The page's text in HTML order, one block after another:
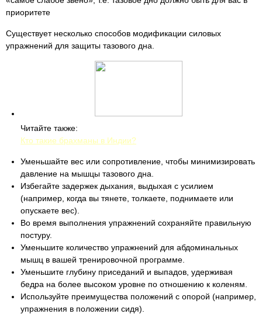
приоритете
Существует несколько способов модификации силовых
упражнений для защиты тазового дна.
Читайте также:
Кто такие брахманы в Индии?
Уменьшайте вес или сопротивление, чтобы минимизировать
давление на мышцы тазового дна.
Избегайте задержек дыхания, выдыхая с усилием
(например, когда вы тянете, толкаете, поднимаете или
опускаете вес).
Во время выполнения упражнений сохраняйте правильную
постуру.
Уменьшите количество упражнений для абдоминальных
мышц в вашей тренировочной программе.
Уменьшите глубину приседаний и выпадов, удерживая
бедра на более высоком уровне по отношению к коленям.
Используйте преимущества положений с опорой (например,
упражнения в положении сидя).